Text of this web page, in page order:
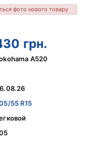
фото нового товару
грн.
A520
55 R15